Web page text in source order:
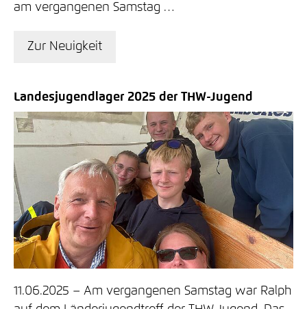
am vergangenen Samstag …
Zur Neuigkeit
Landesjugendlager 2025 der THW-Jugend
11.06.2025
Am vergangenen Samstag war Ralph